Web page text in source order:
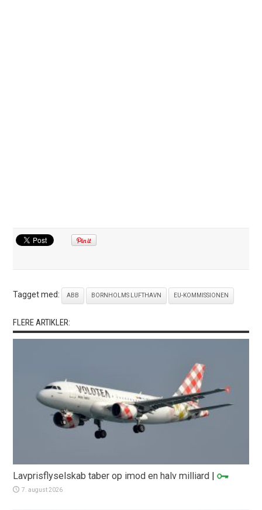
Tagget med: ABB BORNHOLMS LUFTHAVN EU-KOMMISSIONEN
FLERE ARTIKLER:
Lavprisflyselskab taber op imod en halv milliard |
7. august 2026